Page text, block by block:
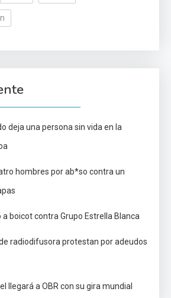
deja una persona sin vida en la
hombres por ab*so contra un
a boicot contra Grupo Estrella Blanca
radiodifusora protestan por adeudos
llegará a OBR con su gira mundial